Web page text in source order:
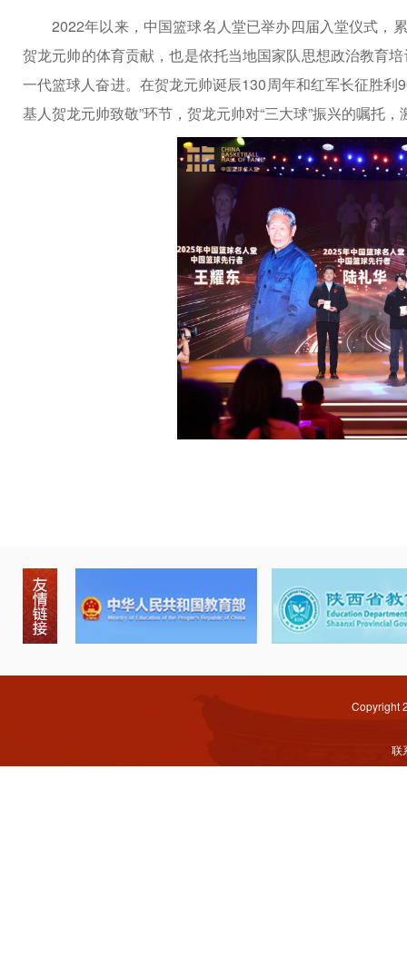
2022年以来，中国篮球名人堂已举办四届入堂仪式，
贺龙元帅的体育贡献，也是依托当地国家队思想政治教育
一代篮球人奋进。在贺龙元帅诞辰130周年和红军长征胜
基人贺龙元帅致敬”环节，贺龙元帅对“三大球”振兴的嘱托
Copyright
联